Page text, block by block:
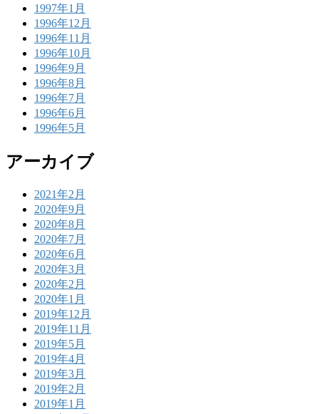
1997年1月
1996年12月
1996年11月
1996年10月
1996年9月
1996年8月
1996年7月
1996年6月
1996年5月
アーカイブ
2021年2月
2020年9月
2020年8月
2020年7月
2020年6月
2020年3月
2020年2月
2020年1月
2019年12月
2019年11月
2019年5月
2019年4月
2019年3月
2019年2月
2019年1月